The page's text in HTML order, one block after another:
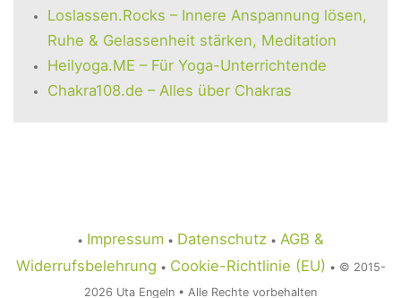
Loslassen.Rocks – Innere Anspannung lösen,
Ruhe & Gelassenheit stärken, Meditation
Heilyoga.ME – Für Yoga-Unterrichtende
Chakra108.de – Alles über Chakras
• Impressum • Datenschutz • AGB &
Widerrufsbelehrung • Cookie-Richtlinie (EU) • © 2015-
2026 Uta Engeln • Alle Rechte vorbehalten